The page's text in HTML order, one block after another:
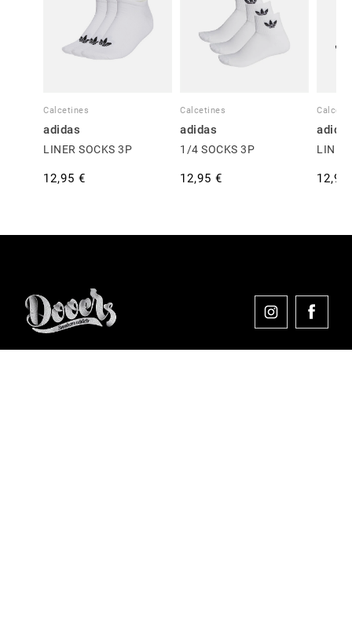
Calcetines
adidas
LINER SOCKS 3P
12,95 €
Calcetines
adidas
1/4 SOCKS 3P
12,95 €
LINER
12,95